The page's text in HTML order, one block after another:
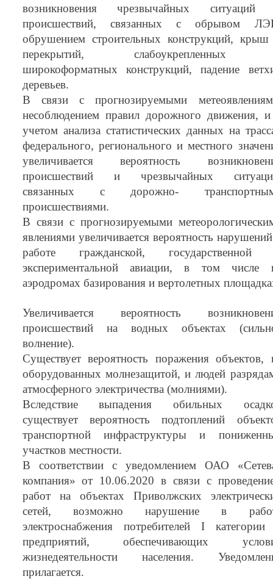
возникновения чрезвычайных
происшествий, связанных с обрывом
обрушением строительных конструкций,
перекрытий, слабоукрепленных
широкоформатных конструкций, падение
деревьев.
В связи с прогнозируемыми
несоблюдением правил дорожного движения,
учетом анализа статистических данных на
федерального, регионального и местного
увеличивается вероятность
происшествий и чрезвычайных
связанных с дорожно-
происшествиями.
В связи с прогнозируемыми
явлениями увеличивается вероятность
работе гражданской, государственной
экспериментальной авиации, в том числе
аэродромах базирования и вертолетных
Увеличивается вероятность
происшествий на водных объектах
волнение).
Существует вероятность поражения объектов,
оборудованных молнезащитой, и людей
атмосферного электричества (молниями).
Вследствие выпадения обильных
существует вероятность подтоплений
транспортной инфраструктуры и
участков местности.
В соответствии с уведомлением ОАО
компания» от 10.06.2020 в связи с
работ на объектах Приволжских
сетей, возможно нарушение в
электроснабжения потребителей I
предприятий, обеспечивающих
жизнедеятельности населения.
прилагается.